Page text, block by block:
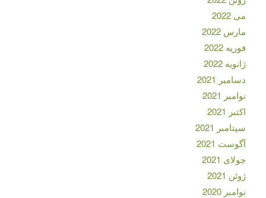
می 2022
مارس 2022
فوریه 2022
ژانویه 2022
دسامبر 2021
نوامبر 2021
اکتبر 2021
سپتامبر 2021
آگوست 2021
جولای 2021
ژوئن 2021
نوامبر 2020